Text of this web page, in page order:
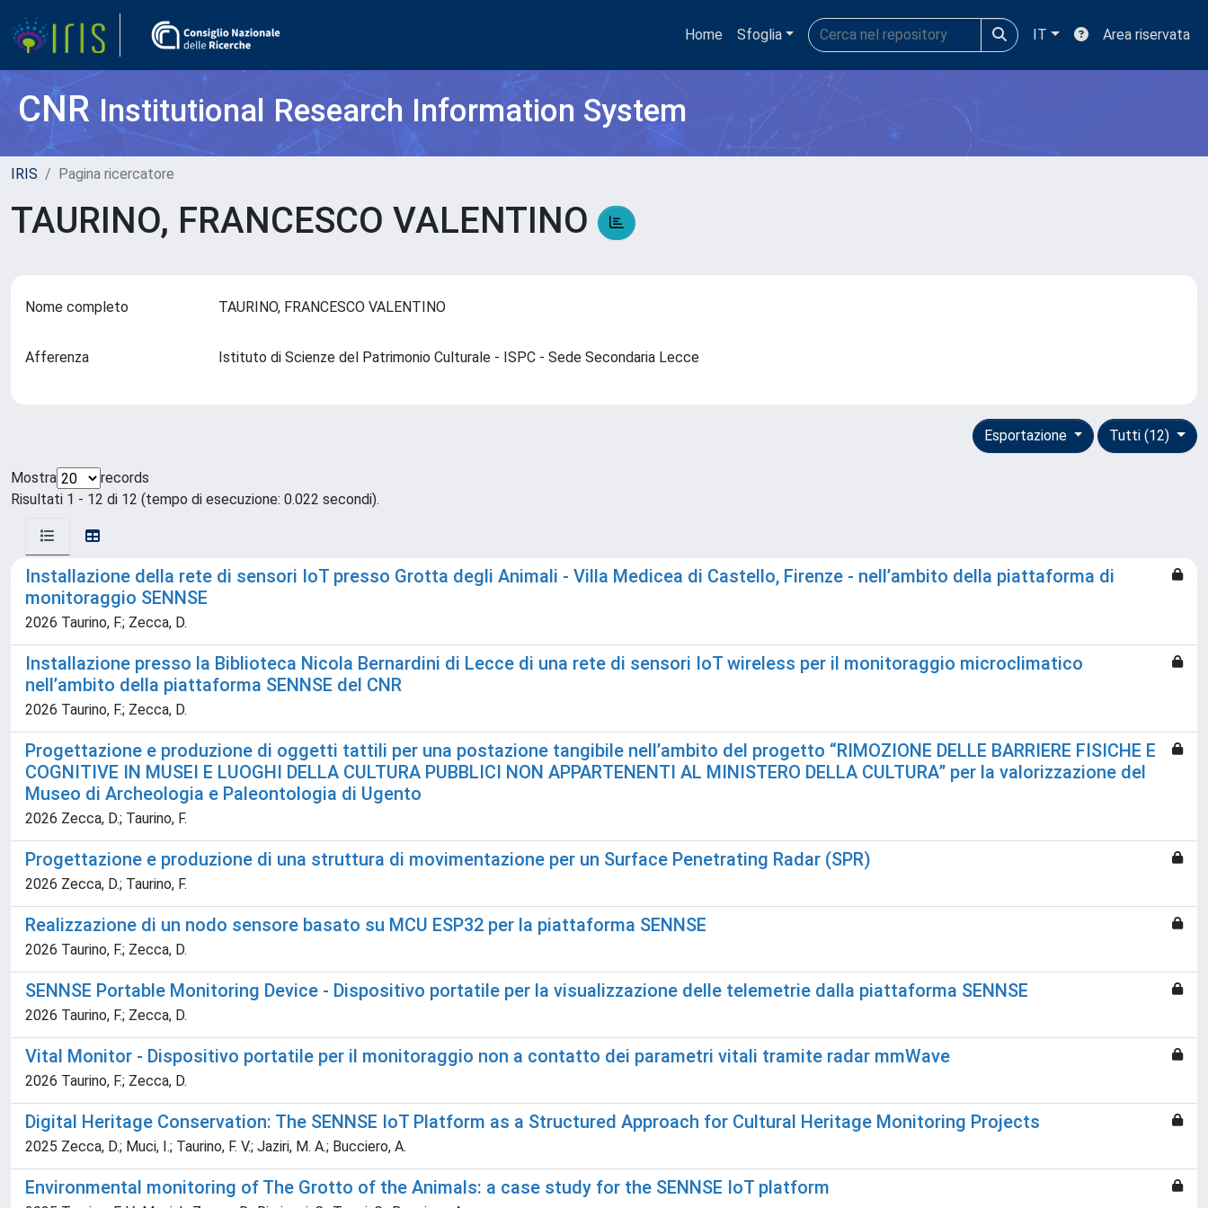
Home Sfoglia IT Area riservata
CNRInstitutional Research Information System
IRIS Pagina ricercatore
TAURINO, FRANCESCO VALENTINO
Nome completo TAURINO, FRANCESCO VALENTINO
Afferenza Istituto di Scienze del Patrimonio Culturale - ISPC - Sede Secondaria Lecce
Tutti (12)
Esportazione
Mostra
records
Risultati 1 - 12 di 12 (tempo di esecuzione: 0.022 secondi).
Installazione della rete di sensori IoT presso Grotta degli Animali - Villa Medicea di Castello, Firenze - nell’ambito della piattaforma di
monitoraggio SENNSE
2026 Taurino, F.; Zecca, D.
Installazione presso la Biblioteca Nicola Bernardini di Lecce di una rete di sensori IoT wireless per il monitoraggio microclimatico
nell’ambito della piattaforma SENNSE del CNR
2026 Taurino, F.; Zecca, D.
Progettazione e produzione di oggetti tattili per una postazione tangibile nell’ambito del progetto “RIMOZIONE DELLE BARRIERE FISICHE E
COGNITIVE IN MUSEI E LUOGHI DELLA CULTURA PUBBLICI NON APPARTENENTI AL MINISTERO DELLA CULTURA” per la valorizzazione del
Museo di Archeologia e Paleontologia di Ugento
2026 Zecca, D.; Taurino, F.
Progettazione e produzione di una struttura di movimentazione per un Surface Penetrating Radar (SPR)
2026 Zecca, D.; Taurino, F.
Realizzazione di un nodo sensore basato su MCU ESP32 per la piattaforma SENNSE
2026 Taurino, F.; Zecca, D.
SENNSE Portable Monitoring Device - Dispositivo portatile per la visualizzazione delle telemetrie dalla piattaforma SENNSE
2026 Taurino, F.; Zecca, D.
Vital Monitor - Dispositivo portatile per il monitoraggio non a contatto dei parametri vitali tramite radar mmWave
2026 Taurino, F.; Zecca, D.
Digital Heritage Conservation: The SENNSE IoT Platform as a Structured Approach for Cultural Heritage Monitoring Projects
2025 Zecca, D.; Muci, I.; Taurino, F. V.; Jaziri, M. A.; Bucciero, A.
Environmental monitoring of The Grotto of the Animals: a case study for the SENNSE IoT platform